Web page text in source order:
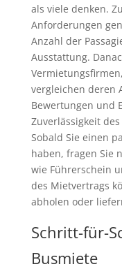
als viele denken.
Anforderungen
Anzahl der
Ausstattung.
vergleichen deren
Bewertungen und
Zuverlässigkeit
Sobald Sie einen
haben, fragen Sie
wie Führerschein
des Mietvertrags
abholen oder
Schritt-für-
Busmiete